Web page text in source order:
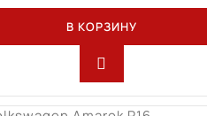
В КОРЗИНУ